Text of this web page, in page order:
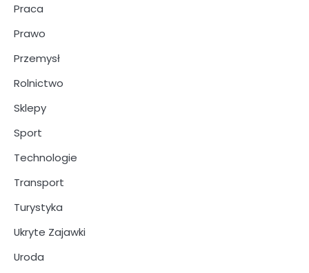
Praca
Prawo
Przemysł
Rolnictwo
Sklepy
Sport
Technologie
Transport
Turystyka
Ukryte Zajawki
Uroda